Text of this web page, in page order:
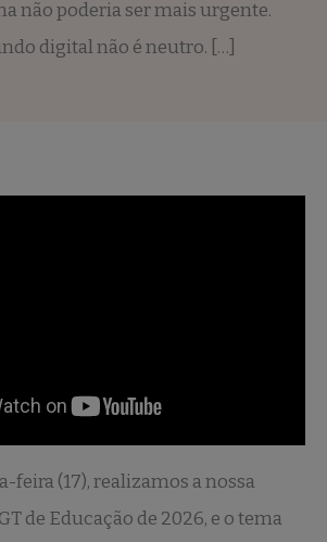
não poderia ser mais urgente.
digital não é neutro. […]
feira (17), realizamos a nossa
de Educação de 2026, e o tema